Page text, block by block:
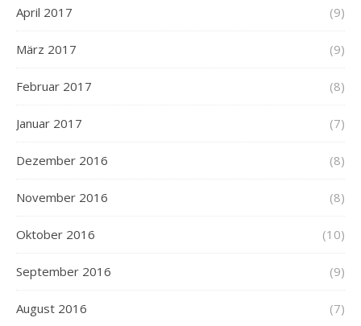
April 2017 (9)
März 2017 (9)
Februar 2017 (8)
Januar 2017 (7)
Dezember 2016 (8)
November 2016 (8)
Oktober 2016 (10)
September 2016 (9)
August 2016 (7)